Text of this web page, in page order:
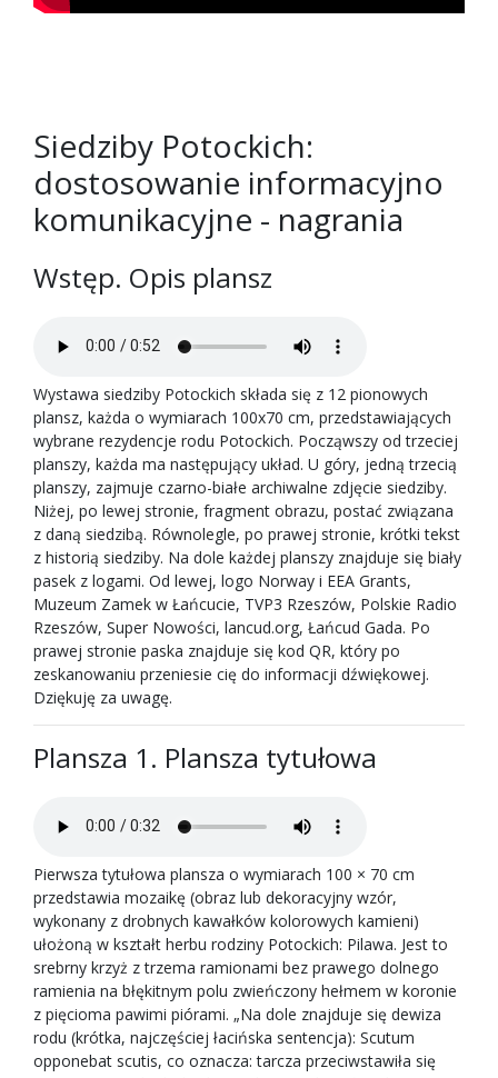
Siedziby Potockich:
dostosowanie informacyjno
komunikacyjne - nagrania
Wstęp. Opis plansz
Wystawa siedziby Potockich składa się z 12 pionowych
plansz, każda o wymiarach 100x70 cm, przedstawiających
wybrane rezydencje rodu Potockich. Począwszy od trzeciej
planszy, każda ma następujący układ. U góry, jedną trzecią
planszy, zajmuje czarno-białe archiwalne zdjęcie siedziby.
Niżej, po lewej stronie, fragment obrazu, postać związana
z daną siedzibą. Równolegle, po prawej stronie, krótki tekst
z historią siedziby. Na dole każdej planszy znajduje się biały
pasek z logami. Od lewej, logo Norway i EEA Grants,
Muzeum Zamek w Łańcucie, TVP3 Rzeszów, Polskie Radio
Rzeszów, Super Nowości, lancud.org, Łańcud Gada. Po
prawej stronie paska znajduje się kod QR, który po
zeskanowaniu przeniesie cię do informacji dźwiękowej.
Dziękuję za uwagę.
Plansza 1. Plansza tytułowa
Pierwsza tytułowa plansza o wymiarach 100 × 70 cm
przedstawia mozaikę (obraz lub dekoracyjny wzór,
wykonany z drobnych kawałków kolorowych kamieni)
ułożoną w kształt herbu rodziny Potockich: Pilawa. Jest to
srebrny krzyż z trzema ramionami bez prawego dolnego
ramienia na błękitnym polu zwieńczony hełmem w koronie
z pięcioma pawimi piórami. „Na dole znajduje się dewiza
rodu (krótka, najczęściej łacińska sentencja): Scutum
opponebat scutis, co oznacza: tarcza przeciwstawiła się